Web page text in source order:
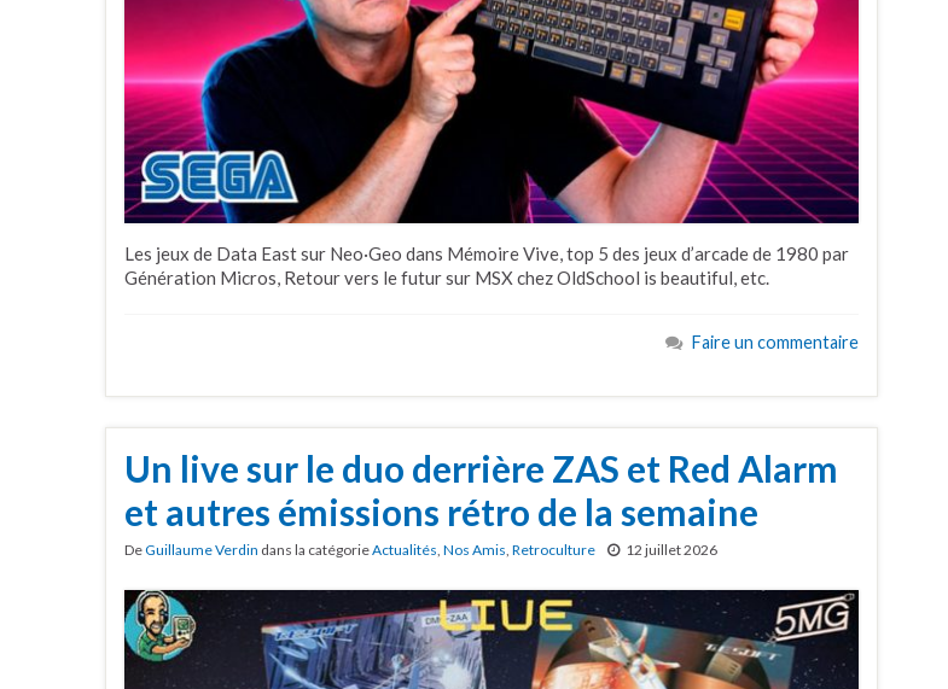
Les jeux de Data East sur Neo·Geo dans Mémoire Vive, top 5 des jeux d’arcade de 1980 par
Génération Micros, Retour vers le futur sur MSX chez OldSchool is beautiful, etc.
Faire un commentaire
Un live sur le duo derrière ZAS et Red Alarm
et autres émissions rétro de la semaine
DeGuillaume Verdin dans la catégorieActualités, Nos Amis, Retroculture 12 juillet 2026